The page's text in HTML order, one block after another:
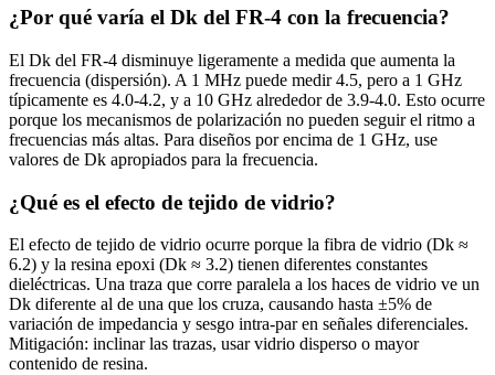
¿Por qué varía el Dk del FR-4 con la frecuencia?
El Dk del FR-4 disminuye ligeramente a medida que aumenta la
frecuencia (dispersión). A 1 MHz puede medir 4.5, pero a 1 GHz
típicamente es 4.0-4.2, y a 10 GHz alrededor de 3.9-4.0. Esto ocurre
porque los mecanismos de polarización no pueden seguir el ritmo a
frecuencias más altas. Para diseños por encima de 1 GHz, use
valores de Dk apropiados para la frecuencia.
¿Qué es el efecto de tejido de vidrio?
El efecto de tejido de vidrio ocurre porque la fibra de vidrio (Dk ≈
6.2) y la resina epoxi (Dk ≈ 3.2) tienen diferentes constantes
dieléctricas. Una traza que corre paralela a los haces de vidrio ve un
Dk diferente al de una que los cruza, causando hasta ±5% de
variación de impedancia y sesgo intra-par en señales diferenciales.
Mitigación: inclinar las trazas, usar vidrio disperso o mayor
contenido de resina.